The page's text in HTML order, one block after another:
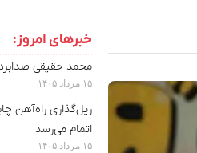
خبرهای امروز:
محمد حقیقی
۱۵ مرداد ۱۴۰۵
ریل‌گذاری راه‌آهن
اتمام می‌رسد
۱۵ مرداد ۱۴۰۵